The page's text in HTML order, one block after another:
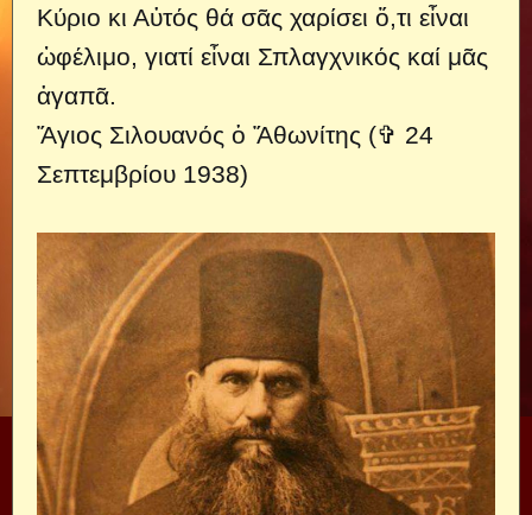
Κύριο κι Αὐτός θά σᾶς χαρίσει ὅ,τι εἶναι
ὠφέλιμο, γιατί εἶναι Σπλαγχνικός καί μᾶς
ἀγαπᾶ.
Ἅγιος Σιλουανός ὁ Ἄθωνίτης (✞ 24
Σεπτεμβρίου 1938)